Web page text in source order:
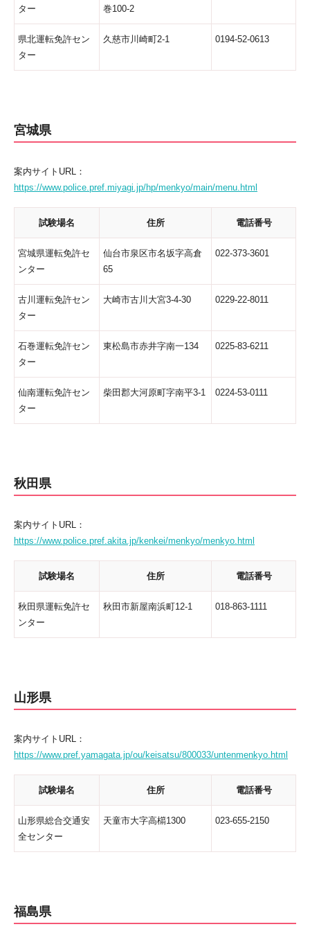
ター
巻100-2
県北運転免許セン
ター
久慈市川崎町2-1 0194-52-0613
宮城県
案内サイトURL：
https://www.police.pref.miyagi.jp/hp/menkyo/main/menu.html
試験場名 住所 電話番号
宮城県運転免許セ
ンター
仙台市泉区市名坂字高倉
65
022-373-3601
古川運転免許セン
ター
大崎市古川大宮3-4-30 0229-22-8011
石巻運転免許セン
ター
東松島市赤井字南一134 0225-83-6211
仙南運転免許セン
ター
柴田郡大河原町字南平3-1 0224-53-0111
秋田県
案内サイトURL：
https://www.police.pref.akita.jp/kenkei/menkyo/menkyo.html
試験場名 住所 電話番号
秋田県運転免許セ
ンター
秋田市新屋南浜町12-1 018-863-1111
山形県
案内サイトURL：
https://www.pref.yamagata.jp/ou/keisatsu/800033/untenmenkyo.html
試験場名 住所 電話番号
山形県総合交通安
全センター
天童市大字高櫤1300 023-655-2150
福島県